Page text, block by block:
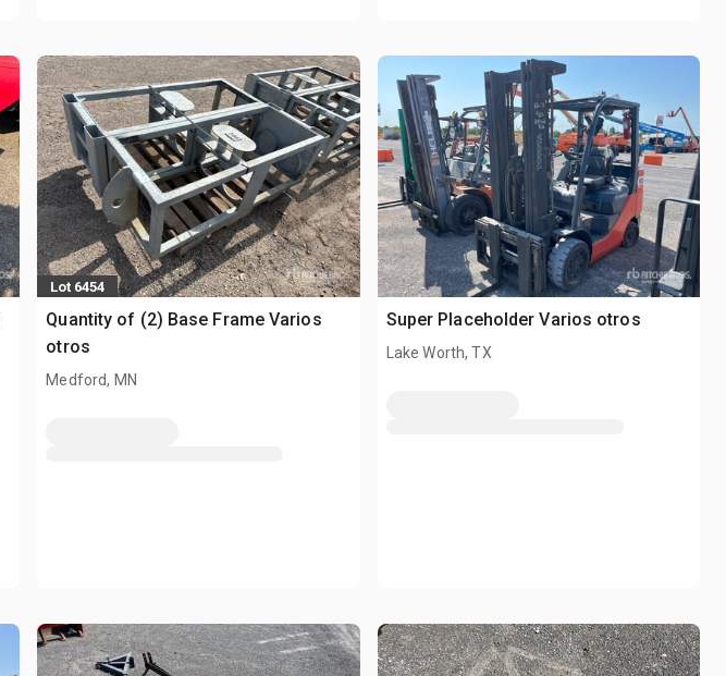
Lot 6454
Quantity of (2) Base Frame Varios
otros
Medford, MN
Super Placeholder Varios otros
Lake Worth, TX